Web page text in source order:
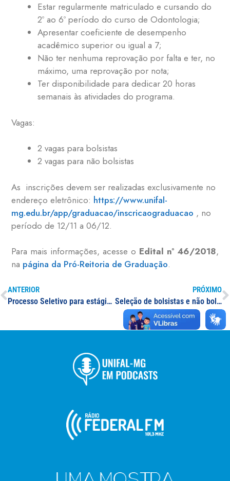
Estar regularmente matriculado e cursando do
2º ao 6º período do curso de Odontologia;
Apresentar coeficiente de desempenho
acadêmico superior ou igual a 7;
Não ter nenhuma reprovação por falta e ter, no
máximo, uma reprovação por nota;
Ter disponibilidade para dedicar 20 horas
semanais às atividades do programa.
Vagas:
2 vagas para bolsistas
2 vagas para não bolsistas
As inscrições devem ser realizadas exclusivamente no
endereço eletrônico: https://www.unifal-
mg.edu.br/app/graduacao/inscricaograduacao , no
período de 12/11 a 06/12.
Para mais informações, acesse o Edital nº 46/2018,
na página da Pró-Reitoria de Graduação.
ANTERIOR
Processo Seletivo para estágio em Engenharia Elétrica
PRÓXIMO
Seleção de bolsistas e não bolsistas PET BICE